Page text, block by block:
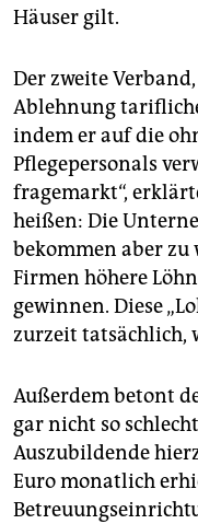
Häuser gilt.
Der zweite
Ablehnung
indem er auf die
Pflegepersonals
fragemarkt“,
heißen: Die
bekommen aber zu
Firmen höhere
gewinnen. Diese
zurzeit tatsächlich,
Außerdem betont
gar nicht so
Auszubildende
Euro monatlich